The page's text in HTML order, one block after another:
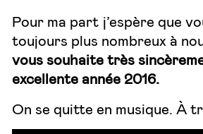
Pour ma part j’espère que
toujours plus nombreux à
vous souhaite très
excellente année 2016.
On se quitte en musique. À